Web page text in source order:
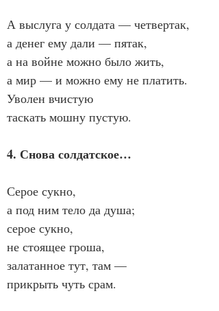
А выслуга у солдата — четвертак,
а денег ему дали — пятак,
а на войне можно было жить,
а мир — и можно ему не платить.
Уволен вчистую
таскать мошну пустую.
4. Снова солдатское…
Серое сукно,
а под ним тело да душа;
серое сукно,
не стоящее гроша,
залатанное тут, там —
прикрыть чуть срам.